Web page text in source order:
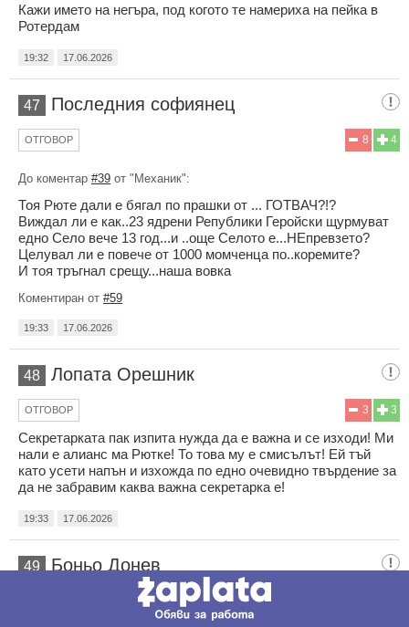
Кажи името на негъра, под когото те намериха на пейка в
Ротердам
19:32 17.06.2026
47 Последния софиянец
4
8
ОТГОВОР
До коментар #39 от "Механик":
Тоя Рюте дали е бягал по прашки от ... ГОТВАЧ?!?
Виждал ли е как..23 ядрени Републики Геройски щурмуват
едно Село вече 13 год...и ..още Селото е...НЕпревзето?
Целувал ли е повече от 1000 момченца по..коремите?
И тоя тръгнал срещу...наша вовка
Коментиран от #59
19:33 17.06.2026
48 Лопата Орешник
3
3
ОТГОВОР
Секретарката пак изпита нужда да е важна и се изходи! Ми
нали е алианс ма Рютке! То това му е смисълът! Ей тъй
като усети напън и изхожда по едно очевидно твърдение за
да не забравим каква важна секретарка е!
19:33 17.06.2026
49 Боньо Донев